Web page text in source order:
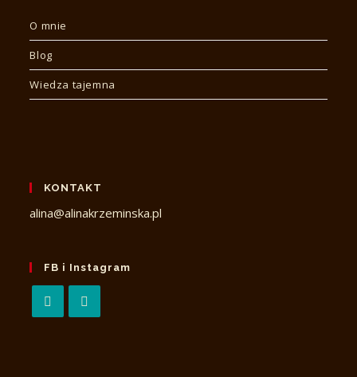
O mnie
Blog
Wiedza tajemna
KONTAKT
alina@alinakrzeminska.pl
FB i Instagram